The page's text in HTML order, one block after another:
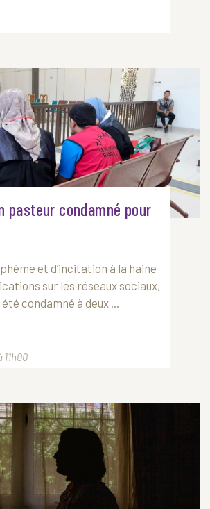
pasteur condamné pour
et d’incitation à la haine
sur les réseaux sociaux,
condamné à deux ...